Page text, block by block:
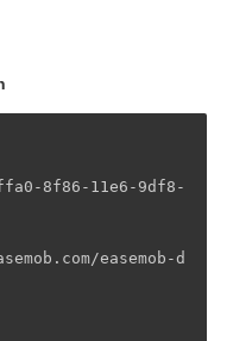
8f86-11e6-9df8-
easemob-d